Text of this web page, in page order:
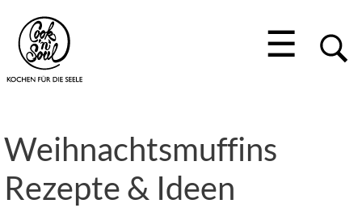
☰
Weihnachtsmuffins
Rezepte & Ideen